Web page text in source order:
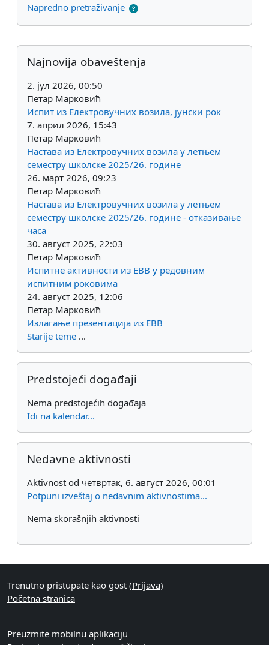
Napredno pretraživanje
Dodatni blokovi
Preskoči Najnovija obaveštenja
Najnovija obaveštenja
2. јул 2026, 00:50
Петар Марковић
Испит из Електровучних возила, јунски рок
7. април 2026, 15:43
Петар Марковић
Настава из Електровучних возила у летњем
семестру школске 2025/26. године
26. март 2026, 09:23
Петар Марковић
Настава из Електровучних возила у летњем
семестру школске 2025/26. године - отказивање
часа
30. август 2025, 22:03
Петар Марковић
Испитне активности из ЕВВ у редовним
испитним роковима
24. август 2025, 12:06
Петар Марковић
Излагање презентација из ЕВВ
Starije teme ...
Preskoči Predstojeći događaji
Predstojeći događaji
Nema predstojećih događaja
Idi na kalendar...
Preskoči Nedavne aktivnosti
Nedavne aktivnosti
Aktivnost od четвртак, 6. август 2026, 00:01
Potpuni izveštaj o nedavnim aktivnostima...
Nema skorašnjih aktivnosti
Trenutno pristupate kao gost (Prijava)
Početna stranica
Preuzmite mobilnu aplikaciju